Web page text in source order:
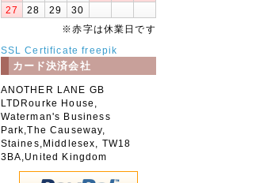
27
28 29
30
※赤字は休業日です
SSL Certificate freepik
カード決済会社
ANOTHER LANE GB
LTDRourke House,
Waterman's Business
Park,The Causeway,
Staines,Middlesex, TW18
3BA,United Kingdom